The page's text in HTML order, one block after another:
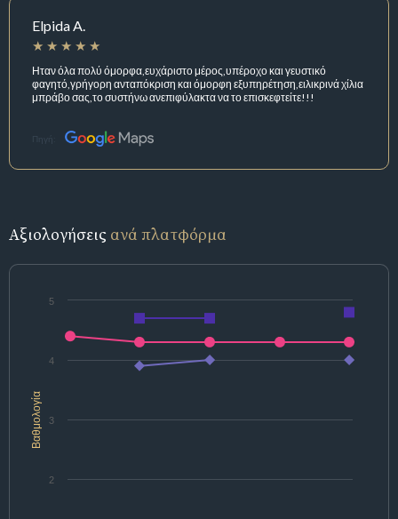
Elpida A.
Ηταν όλα πολύ όμορφα,ευχάριστο μέρος,υπέροχο και γευστικό
φαγητό,γρήγορη ανταπόκριση και όμορφη εξυπηρέτηση,ειλικρινά χίλια
μπράβο σας,το συστήνω ανεπιφύλακτα να το επισκεφτείτε!!!
Πηγή:
Αξιολογήσεις ανά πλατφόρμα
Βαθμολογία
2
3
4
5